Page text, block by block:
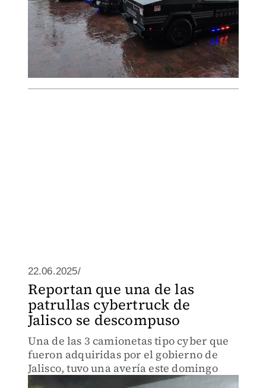
22.06.2025/
Reportan que una de las
patrullas cybertruck de
Jalisco se descompuso
Una de las 3 camionetas tipo cyber que
fueron adquiridas por el gobierno de
Jalisco, tuvo una avería este domingo